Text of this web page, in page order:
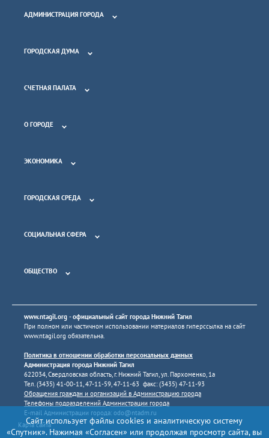
АДМИНИСТРАЦИЯ ГОРОДА
ГОРОДСКАЯ ДУМА
СЧЕТНАЯ ПАЛАТА
О ГОРОДЕ
ЭКОНОМИКА
ГОРОДСКАЯ СРЕДА
СОЦИАЛЬНАЯ СФЕРА
ОБЩЕСТВО
www.ntagil.org - официальный сайт города Нижний Тагил
При полном или частичном использовании материалов гиперссылка на сайт
www.ntagil.org обязательна.
Политика в отношении обработки персональных данных
Администрация города Нижний Тагил
622034, Свердловская область, г. Нижний Тагил, ул. Пархоменко, 1а
Тел. (3435) 41-00-11, 47-11-59, 47-11-63 факс: (3435) 47-11-93
Обращения граждан и организаций в Администрацию города
Телефоны подразделений Администрации города
E-mail Администрации города: odo@ntadm.ru
Карта сайта
Сайт использует файлы cookies и аналитическую систему
«Спутник». Нажимая «Согласен» или продолжая просмотр сайта, вы